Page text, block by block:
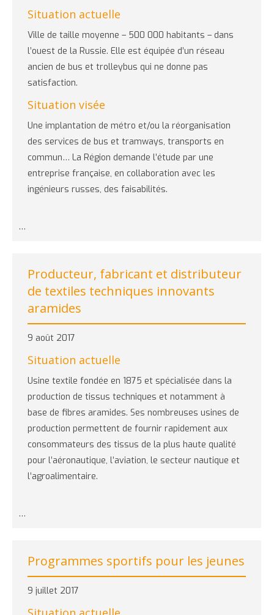
Situation actuelle
Ville de taille moyenne – 500 000 habitants – dans
l’ouest de la Russie. Elle est équipée d’un réseau
ancien de bus et trolleybus qui ne donne pas
satisfaction.
Situation visée
Une implantation de métro et/ou la réorganisation
des services de bus et tramways, transports en
commun… La Région demande l’étude par une
entreprise française, en collaboration avec les
ingénieurs russes, des faisabilités.
…
Producteur, fabricant et distributeur
de textiles techniques innovants
aramides
9 août 2017
Situation actuelle
Usine textile fondée en 1875 et spécialisée dans la
production de tissus techniques et notamment à
base de fibres aramides. Ses nombreuses usines de
production permettent de fournir rapidement aux
consommateurs des tissus de la plus haute qualité
pour l’aéronautique, l’aviation, le secteur nautique et
l’agroalimentaire.
…
Programmes sportifs pour les jeunes
9 juillet 2017